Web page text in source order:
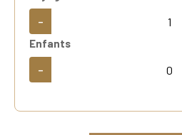
-
Enfants
-